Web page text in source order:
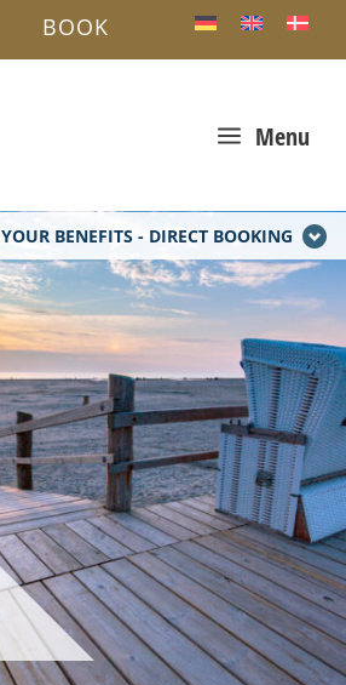
YOUR BENEFITS - DIRECT BOOKING
a Menu
BOOK